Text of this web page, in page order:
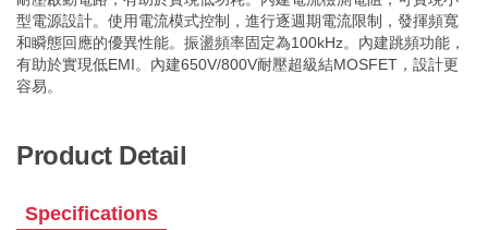
型電源設計。使用電流模式控制，進行逐週期電流限制，發揮頻寬
和瞬態回應的優異性能。振盪頻率固定為100kHz。內建跳頻功能，
有助於實現低EMI。內建650V/800V耐壓超級結MOSFET，設計更
容易。
Product Detail
Specifications